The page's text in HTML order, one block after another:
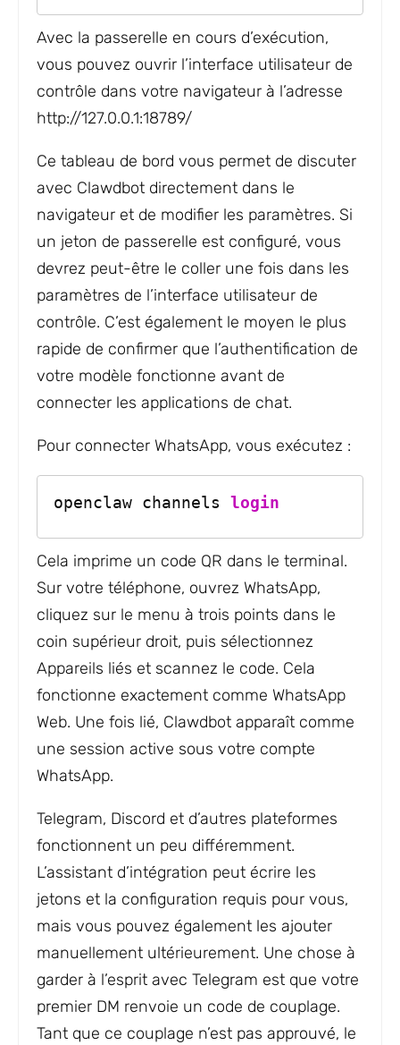
Avec la passerelle en cours d’exécution,
vous pouvez ouvrir l’interface utilisateur de
contrôle dans votre navigateur à l’adresse
http://127.0.0.1:18789/
Ce tableau de bord vous permet de discuter
avec Clawdbot directement dans le
navigateur et de modifier les paramètres. Si
un jeton de passerelle est configuré, vous
devrez peut-être le coller une fois dans les
paramètres de l’interface utilisateur de
contrôle. C’est également le moyen le plus
rapide de confirmer que l’authentification de
votre modèle fonctionne avant de
connecter les applications de chat.
Pour connecter WhatsApp, vous exécutez :
openclaw channels login
Cela imprime un code QR dans le terminal.
Sur votre téléphone, ouvrez WhatsApp,
cliquez sur le menu à trois points dans le
coin supérieur droit, puis sélectionnez
Appareils liés et scannez le code. Cela
fonctionne exactement comme WhatsApp
Web. Une fois lié, Clawdbot apparaît comme
une session active sous votre compte
WhatsApp.
Telegram, Discord et d’autres plateformes
fonctionnent un peu différemment.
L’assistant d’intégration peut écrire les
jetons et la configuration requis pour vous,
mais vous pouvez également les ajouter
manuellement ultérieurement. Une chose à
garder à l’esprit avec Telegram est que votre
premier DM renvoie un code de couplage.
Tant que ce couplage n’est pas approuvé, le